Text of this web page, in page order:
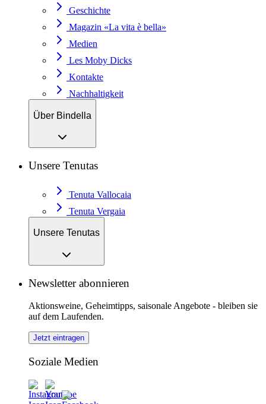
Geschichte
Magazin «La vita è bella»
Medien
Les Moby Dicks
Kontakte
Nachhaltigkeit
Über Bindella
Unsere Tenutas
Tenuta Vallocaia
Tenuta Vergaia
Unsere Tenutas
Newsletter abonnieren
Aktionsweine, Geheimtipps, saisonale Angebote - bleiben sie
auf dem Laufenden.
Jetzt eintragen
Soziale Medien